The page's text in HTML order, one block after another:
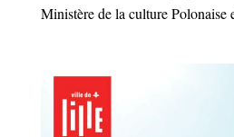
Ministère de la culture Polonaise